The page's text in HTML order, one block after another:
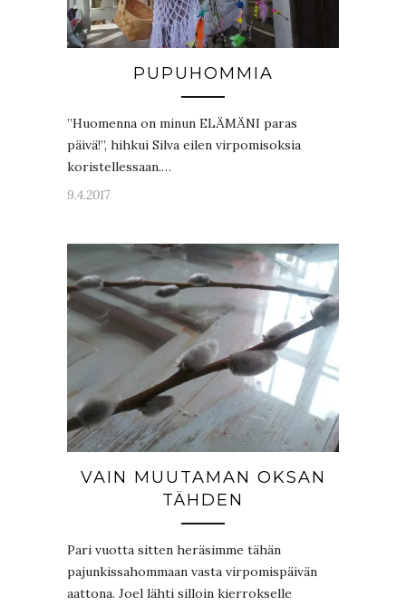
PUPUHOMMIA
”Huomenna on minun ELÄMÄNI paras
päivä!”, hihkui Silva eilen virpomisoksia
koristellessaan.…
9.4.2017
VAIN MUUTAMAN OKSAN
TÄHDEN
Pari vuotta sitten heräsimme tähän
pajunkissahommaan vasta virpomispäivän
aattona. Joel lähti silloin kierrokselle